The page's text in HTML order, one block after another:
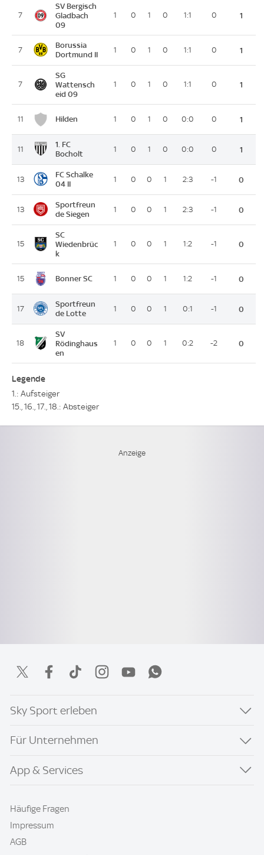
7
SV Bergisch
Gladbach
09
1 0 1 0 1:1 0 1
7
Borussia
Dortmund II
1 0 1 0 1:1 0 1
7
SG
Wattensch
eid 09
1 0 1 0 1:1 0 1
11 Hilden 1 0 1 0 0:0 0 1
11
1. FC
Bocholt
1 0 1 0 0:0 0 1
13
FC Schalke
04 II
1 0 0 1 2:3 -1 0
13
Sportfreun
de Siegen
1 0 0 1 2:3 -1 0
15
SC
Wiedenbrüc
k
1 0 0 1 1:2 -1 0
15 Bonner SC 1 0 0 1 1:2 -1 0
17
Sportfreun
de Lotte
1 0 0 1 0:1 -1 0
18
SV
Rödinghaus
en
1 0 0 1 0:2 -2 0
Legende
1.: Aufsteiger
15., 16., 17., 18.: Absteiger
Sky Sport erleben
Für Unternehmen
App & Services
Häufige Fragen
Impressum
AGB